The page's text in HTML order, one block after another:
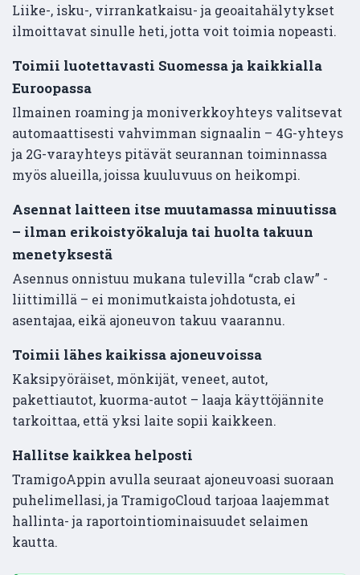
Liike-, isku-, virrankatkaisu- ja geoaitahälytykset
ilmoittavat sinulle heti, jotta voit toimia nopeasti.
Toimii luotettavasti Suomessa ja kaikkialla
Euroopassa
Ilmainen roaming ja moniverkkoyhteys valitsevat
automaattisesti vahvimman signaalin – 4G-yhteys
ja 2G-varayhteys pitävät seurannan toiminnassa
myös alueilla, joissa kuuluvuus on heikompi.
Asennat laitteen itse muutamassa minuutissa
– ilman erikoistyökaluja tai huolta takuun
menetyksestä
Asennus onnistuu mukana tulevilla “crab claw” -
liittimillä – ei monimutkaista johdotusta, ei
asentajaa, eikä ajoneuvon takuu vaarannu.
Toimii lähes kaikissa ajoneuvoissa
Kaksipyöräiset, mönkijät, veneet, autot,
pakettiautot, kuorma-autot – laaja käyttöjännite
tarkoittaa, että yksi laite sopii kaikkeen.
Hallitse kaikkea helposti
TramigoAppin avulla seuraat ajoneuvoasi suoraan
puhelimellasi, ja TramigoCloud tarjoaa laajemmat
hallinta- ja raportointiominaisuudet selaimen
kautta.